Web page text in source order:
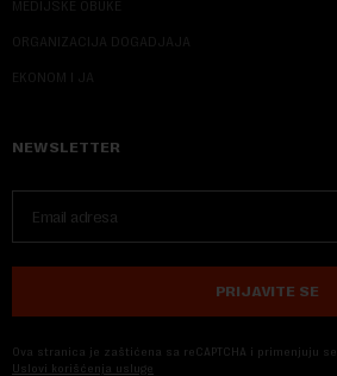
MEDIJSKE OBUKE
ORGANIZACIJA DOGADJAJA
EKONOM I JA
NEWSLETTER
PRIJAVITE SE
Ova stranica je zaštićena sa reCAPTCHA i primenjuju se
Uslovi korišćenja usluge